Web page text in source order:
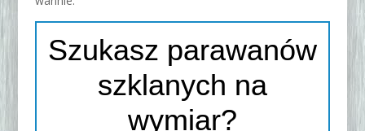
Szukasz parawanów
szklanych na
wymiar?